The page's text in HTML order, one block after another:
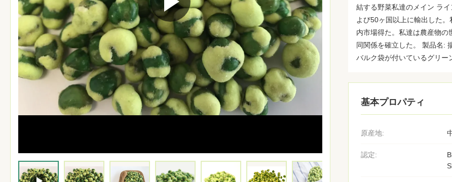
結する野菜私達のメイン ラ
よび50ヶ国以上に輸出した
内市場得た。私達は農産物
同関係を確立した。 製品名:
バルク袋が付いているグリー
基本プロパティ
原産地:
認定: